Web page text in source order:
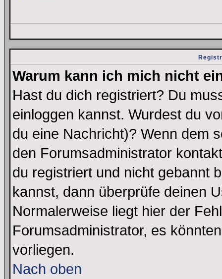
Warum kann ich mich nicht
Hast du dich registriert? Du
einloggen kannst. Wurdest du
du eine Nachricht)? Wenn dem
den Forumsadministrator
du registriert und nicht gebannt
kannst, dann überprüfe deinen
Normalerweise liegt hier der
Forumsadministrator, es
vorliegen.
Nach oben